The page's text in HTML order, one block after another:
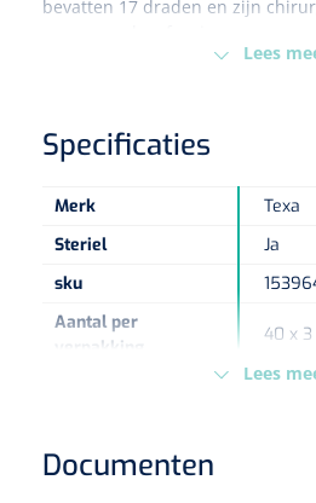
Badkamerhulpmiddelen
Douchestoelen
Diversen
Douchebrancard
Toiletstoelen
Lees
bevatten 17 draden en zijn
Specificaties
Lees
Merk
Texa
Steriel
Ja
sku
Aantal per
verpakking
40 x
8-
Sterilisatie methode
Documenten